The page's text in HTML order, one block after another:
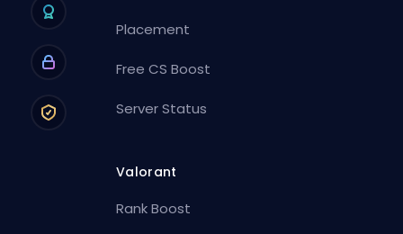
Placement
Free CS Boost
Server Status
Valorant
Rank Boost